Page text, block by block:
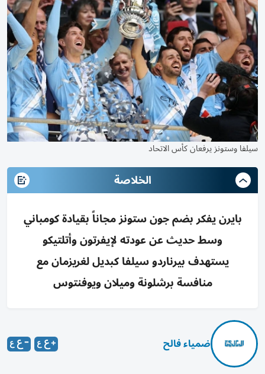
سيلفا وستونز يرفعان كأس الاتحاد
الخلاصة
بايرن يفكر بضم جون ستونز مجاناً بقيادة كومباني
وسط حديث عن عودته لإيفرتون وأتلتيكو
يستهدف بيرناردو سيلفا كبديل لغريزمان مع
منافسة برشلونة وميلان ويوفنتوس
ضمياء فالح